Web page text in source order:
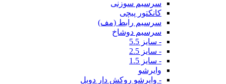
سرسیم سوزنی
کانکتور پیچی
سرسیم رابط (مف)
سرسیم دوشاخ
- سایز 5.5
- سایز 2.5
- سایز 1.5
وایرشو
- وایرشو روکش دار دوبل